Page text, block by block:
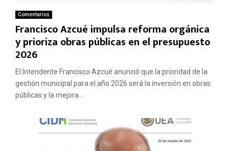
Comentarios
Francisco Azcué impulsa reforma orgánica
y prioriza obras públicas en el presupuesto
2026
El Intendente Francisco Azcué anunció que la prioridad de la
gestión municipal para el año 2026 será la inversión en obras
públicas y la mejora...